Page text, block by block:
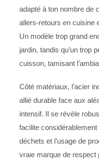
adapté à ton nombre de
allers-retours en cuisine
Un modèle trop grand
jardin, tandis qu’un trop
cuisson, tamisant
Côté matériaux, l’acier
allié durable face aux
intensif. Il se révèle
facilite considérablement
déchets et l’usage de
vraie marque de respect